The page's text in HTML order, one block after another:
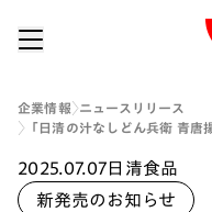
企業情報
ニュースリリース
「日清の汁なしどん兵衛 青
2025.07.07日清食品
新発売のお知らせ